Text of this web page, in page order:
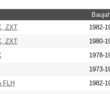
ZXT 1982-
ZXT 1980-
1978-
1973-
FLH 1982-